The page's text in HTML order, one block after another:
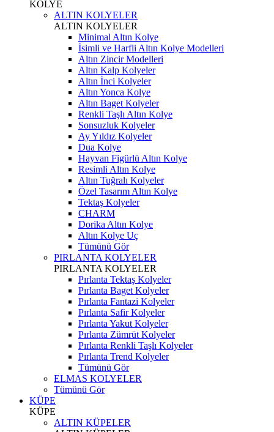
KOLYE
ALTIN KOLYELER
ALTIN KOLYELER
Minimal Altın Kolye
İsimli ve Harfli Altın Kolye Modelleri
Altın Zincir Modelleri
Altın Kalp Kolyeler
Altın İnci Kolyeler
Altın Yonca Kolye
Altın Baget Kolyeler
Renkli Taşlı Altın Kolye
Sonsuzluk Kolyeler
Ay Yıldız Kolyeler
Dua Kolye
Hayvan Figürlü Altın Kolye
Resimli Altın Kolye
Altın Tuğralı Kolyeler
Özel Tasarım Altın Kolye
Tektaş Kolyeler
CHARM
Dorika Altın Kolye
Altın Kolye Uç
Tümünü Gör
PIRLANTA KOLYELER
PIRLANTA KOLYELER
Pırlanta Tektaş Kolyeler
Pırlanta Baget Kolyeler
Pırlanta Fantazi Kolyeler
Pırlanta Safir Kolyeler
Pırlanta Yakut Kolyeler
Pırlanta Zümrüt Kolyeler
Pırlanta Renkli Taşlı Kolyeler
Pırlanta Trend Kolyeler
Tümünü Gör
ELMAS KOLYELER
Tümünü Gör
KÜPE
KÜPE
ALTIN KÜPELER